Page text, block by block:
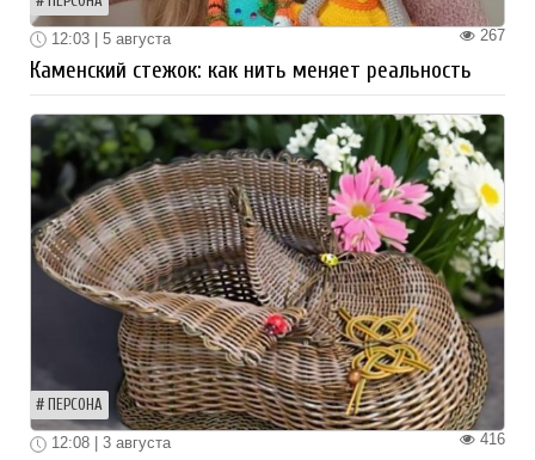
267
12:03 | 5 августа
Каменский стежок: как нить меняет реальность
ПЕРСОНА
416
12:08 | 3 августа